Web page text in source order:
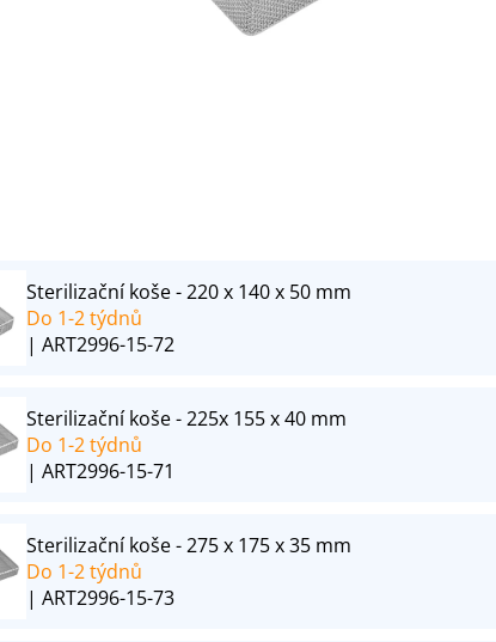
Sterilizační koše - 220 x 140 x 50 mm
Do 1-2 týdnů
| ART2996-15-72
Sterilizační koše - 225x 155 x 40 mm
Do 1-2 týdnů
| ART2996-15-71
Sterilizační koše - 275 x 175 x 35 mm
Do 1-2 týdnů
| ART2996-15-73